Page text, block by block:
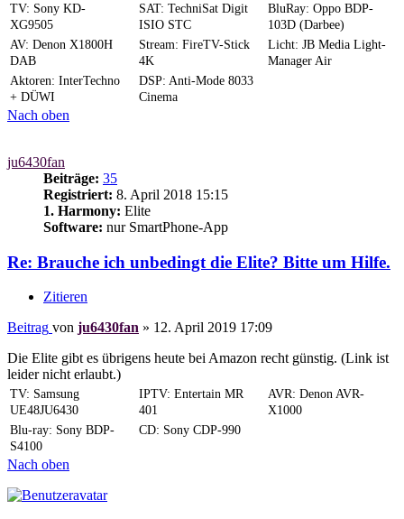
TV: Sony KD-
XG9505
SAT: TechniSat Digit
ISIO STC
BluRay: Oppo BDP-
103D (Darbee)
AV: Denon X1800H
DAB
Stream: FireTV-Stick
4K
Licht: JB Media Light-
Manager Air
Aktoren: InterTechno
+ DÜWI
DSP: Anti-Mode 8033
Cinema
Nach oben
ju6430fan
Beiträge: 35
Registriert: 8. April 2018 15:15
1. Harmony: Elite
Software: nur SmartPhone-App
Re: Brauche ich unbedingt die Elite? Bitte um Hilfe.
Zitieren
Beitrag von ju6430fan » 12. April 2019 17:09
Die Elite gibt es übrigens heute bei Amazon recht günstig. (Link ist
leider nicht erlaubt.)
TV: Samsung
UE48JU6430
IPTV: Entertain MR
401
AVR: Denon AVR-
X1000
Blu-ray: Sony BDP-
S4100
CD: Sony CDP-990
Nach oben